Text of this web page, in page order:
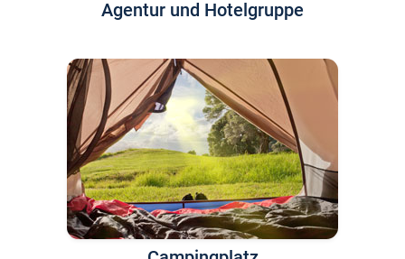
Agentur und Hotelgruppe